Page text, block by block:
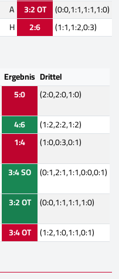
A 3:2 OT (0:0,1:1,1:1,1:0)
H 2:6 (1:1,1:2,0:3)
Ergebnis Drittel
5:0
(2:0,2:0,1:0)
4:6
(1:2,2:2,1:2)
1:4
(1:0,0:3,0:1)
3:4 SO (0:1,2:1,1:1,0:0,0:1)
3:2 OT (0:0,1:1,1:1,1:0)
3:4 OT (1:2,1:0,1:1,0:1)